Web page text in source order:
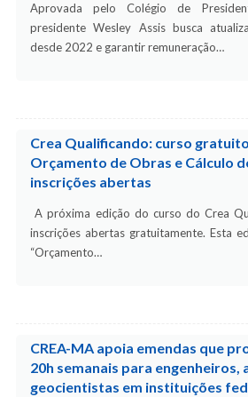
Aprovada pelo Colégio de
presidente Wesley Assis busca
desde 2022 e garantir remuneração…
Crea Qualificando: curso
Orçamento de Obras e Cálculo
inscrições abertas
A próxima edição do curso do Crea
inscrições abertas gratuitamente. Esta
“Orçamento…
CREA-MA apoia emendas que
20h semanais para engenheiros,
geocientistas em instituições